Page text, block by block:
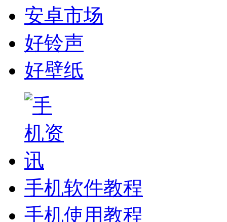
安卓市场
好铃声
好壁纸
手机软件教程
手机使用教程